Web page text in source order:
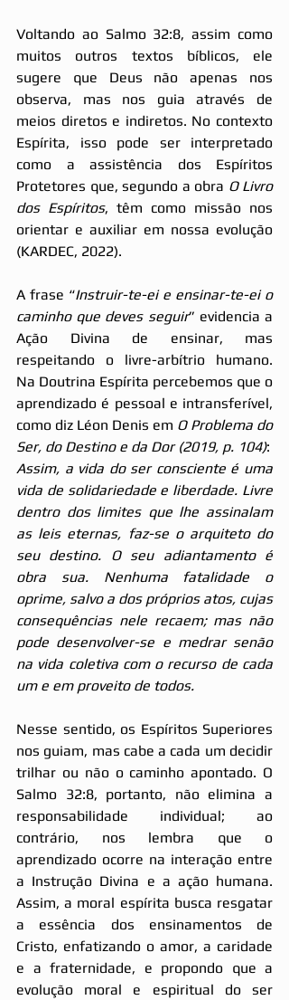
Voltando ao Salmo 32:8, assim como
muitos outros textos bíblicos, ele
sugere que Deus não apenas nos
observa, mas nos guia através de
meios diretos e indiretos. No contexto
Espírita, isso pode ser interpretado
como a assistência dos Espíritos
Protetores que, segundo a obra O Livro
dos Espíritos, têm como missão nos
orientar e auxiliar em nossa evolução
(KARDEC, 2022).
A frase “Instruir-te-ei e ensinar-te-ei o
caminho que deves seguir” evidencia a
Ação Divina de ensinar, mas
respeitando o livre-arbítrio humano.
Na Doutrina Espírita percebemos que o
aprendizado é pessoal e intransferível,
como diz Léon Denis em O Problema do
Ser, do Destino e da Dor (2019, p. 104):
Assim, a vida do ser consciente é uma
vida de solidariedade e liberdade. Livre
dentro dos limites que lhe assinalam
as leis eternas, faz-se o arquiteto do
seu destino. O seu adiantamento é
obra sua. Nenhuma fatalidade o
oprime, salvo a dos próprios atos, cujas
consequências nele recaem; mas não
pode desenvolver-se e medrar senão
na vida coletiva com o recurso de cada
um e em proveito de todos.
Nesse sentido, os Espíritos Superiores
nos guiam, mas cabe a cada um decidir
trilhar ou não o caminho apontado. O
Salmo 32:8, portanto, não elimina a
responsabilidade individual; ao
contrário, nos lembra que o
aprendizado ocorre na interação entre
a Instrução Divina e a ação humana.
Assim, a moral espírita busca resgatar
a essência dos ensinamentos de
Cristo, enfatizando o amor, a caridade
e a fraternidade, e propondo que a
evolução moral e espiritual do ser